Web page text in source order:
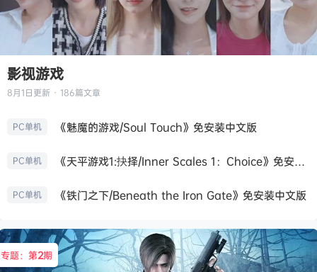
影视游戏
8月1日更新 · 186篇文章
PC单机 《魅魔的游戏/Soul Touch》免安装中文版
PC单机 《天平游戏1:抉择/Inner Scales 1：Choice》免安装中文版
PC单机 《铁门之下/Beneath the Iron Gate》免安装中文版
专题：第2期